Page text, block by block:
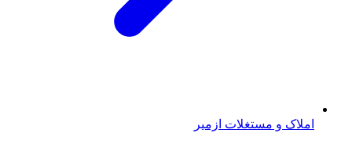
املاک و مستغلات ازمیر